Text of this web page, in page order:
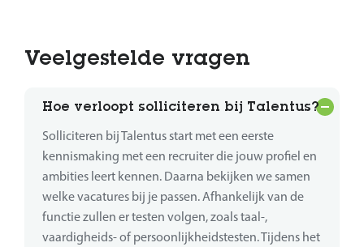
Veelgestelde vragen
Hoe verloopt solliciteren bij Talentus?
Solliciteren bij Talentus start met een eerste
kennismaking met een recruiter die jouw profiel en
ambities leert kennen. Daarna bekijken we samen
welke vacatures bij je passen. Afhankelijk van de
functie zullen er testen volgen, zoals taal-,
vaardigheids- of persoonlijkheidstesten. Tijdens het